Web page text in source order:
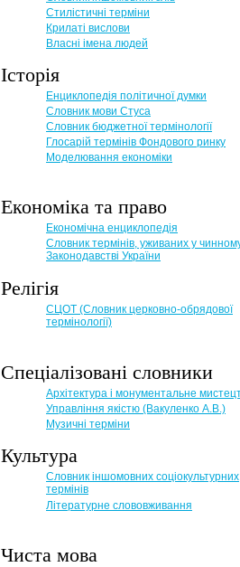
Стилістичні терміни
Крилаті вислови
Власні імена людей
Історія
Енциклопедія політичної думки
Словник мови Стуса
Словник бюджетної термінології
Глосарій термінів Фондового ринку
Моделювання економіки
Економіка та право
Eкономічна енциклопедія
Словник термінів, уживаних у
Законодавстві України
Релігія
СЦОТ (Словник церковно-обрядової
термінології)
Спеціалізовані словники
Архітектура і монументальне
Управління якістю (Вакуленко А.В.)
Музичні терміни
Культура
Словник іншомовних соціокультурних
термінів
Літературне слововживання
Чиста мова